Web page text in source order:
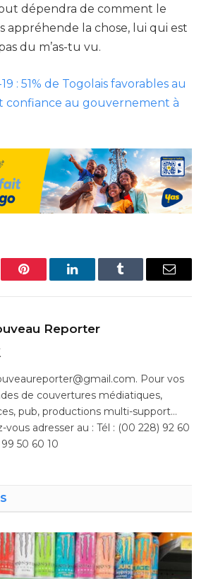
dépendra de comment le
appréhende la chose, lui qui est
du m’as-tu vu.
: 51% de Togolais favorables au
confiance au gouvernement à
Pinterest LinkedInTumblr Email
Reporter
Pour vos
de couvertures médiatiques,
pub, productions multi-support…
vous adresser au : Tél : (00 228) 92 60
50 60 10